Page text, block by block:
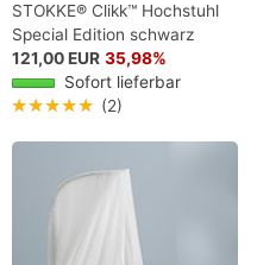
STOKKE® Clikk™ Hochstuhl
Special Edition schwarz
121,00 EUR 35,98%
Sofort lieferbar
★★★★★ (2)